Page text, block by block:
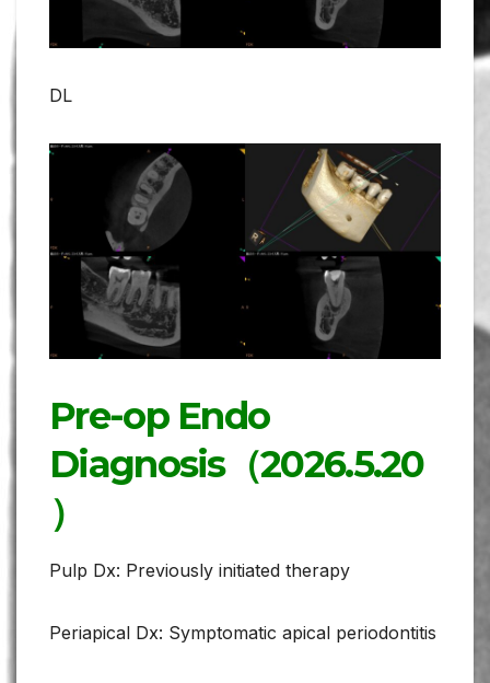
DL
Pre-op Endo
Diagnosis（2026.5.20
）
Pulp Dx: Previously initiated therapy
Periapical Dx: Symptomatic apical periodontitis